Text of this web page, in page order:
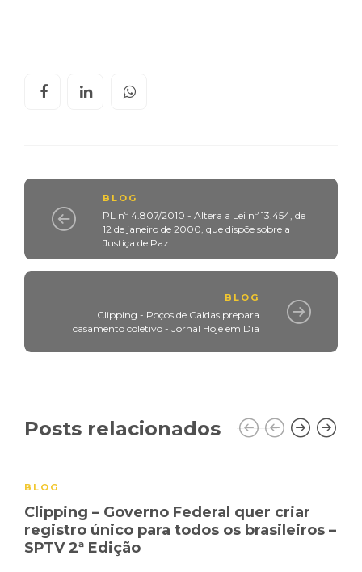
BLOG
PL nº 4.807/2010 - Altera a Lei nº 13.454, de
12 de janeiro de 2000, que dispõe sobre a
Justiça de Paz
BLOG
Clipping - Poços de Caldas prepara
casamento coletivo - Jornal Hoje em Dia
Posts relacionados
BLOG
Clipping – Governo Federal quer criar
registro único para todos os brasileiros –
SPTV 2ª Edição